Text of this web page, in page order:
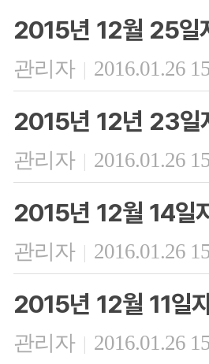
2015년 12월 25일
관리자 | 2016.01.26
2015년 12년 23일
관리자 | 2016.01.26
2015년 12월 14일
관리자 | 2016.01.26
2015년 12월 11일
관리자 | 2016.01.26